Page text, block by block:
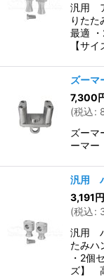
汎用
りたた
最適
【サ
ズー
7,300
(税込:
ズー
ーマー
汎用
3,191円
(税込:
汎用
たみハ
・2
ズ】